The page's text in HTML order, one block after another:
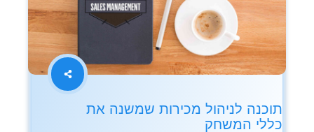
תוכנה לניהול מכירות שמשנה את
כללי המשחק